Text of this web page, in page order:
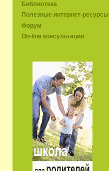
Библиотека
Полезные интернет-ресурсы
Форум
On-line консультации